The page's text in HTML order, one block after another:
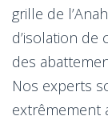
grille de
d’isolation de
des
Nos experts
extrêmement